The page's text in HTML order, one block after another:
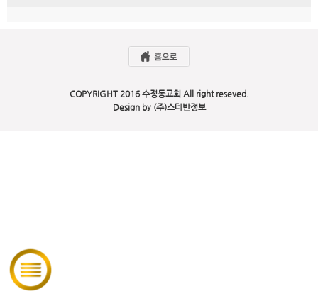
COPYRIGHT 2016 수정동교회 All right reseved.
Design by (주)스데반정보